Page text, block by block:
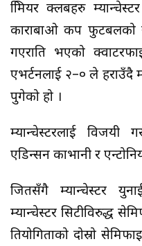
प्रिमियर क्लबहरु
काराबाओ कप फुटबलको
गएराति भएको
एभर्टनलाई २–० ले हराउँदै
पुगेको हो ।
म्यान्चेस्टरलाई
एडिन्सन काभानी र
जितसँगै म्यान्चेस्टर
म्यान्चेस्टर सिटीविरुद्ध
प्रतियोगिताको दोस्रो